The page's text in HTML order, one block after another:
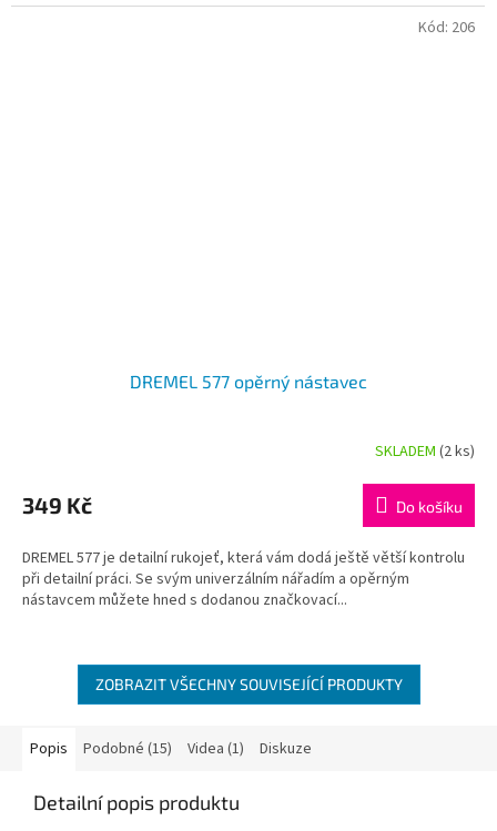
DREMEL 577 opěrný nástavec
SKLADEM (2 ks)
349 Kč Do košíku
DREMEL 577 je detailní rukojeť, která vám dodá ještě větší kontrolu
při detailní práci. Se svým univerzálním nářadím a opěrným
nástavcem můžete hned s dodanou značkovací...
Kód: 206
ZOBRAZIT VŠECHNY SOUVISEJÍCÍ PRODUKTY
Popis Podobné (15) Videa (1) Diskuze
Detailní popis produktu